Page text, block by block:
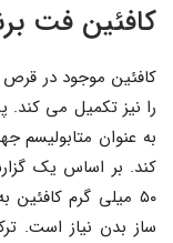
کافئین فت
را نیز تکمیل می کند.
به عنوان
ساز بدن نیاز است.